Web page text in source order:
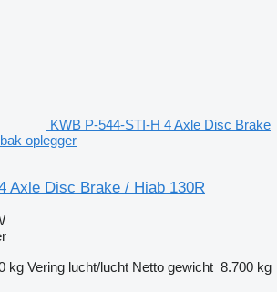
KWB P-544-STI-H 4 Axle Disc Brake
oplegger
Axle Disc Brake / Hiab 130R
kg Vering lucht/lucht Netto gewicht 8.700 kg